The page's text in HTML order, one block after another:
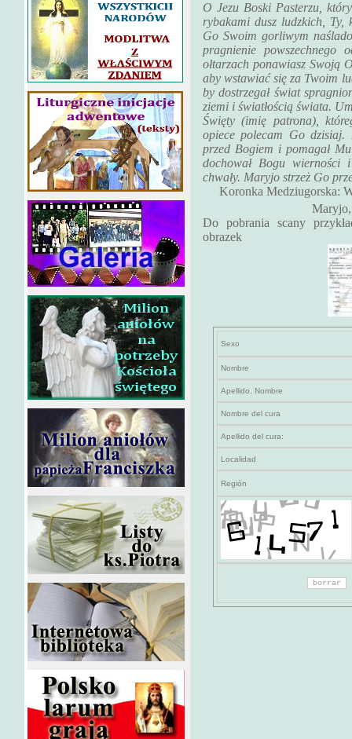
O Jezu Boski Pasterzu,
rybakami dusz ludzkich, Ty,
Go Swoim gorliwym
pragnienie powszechnego
ołtarzach ponawiasz Swoją
aby wstawiać się za Twoim
by dostrzegał świat
ziemi i światłością świata.
Święty (imię patrona),
opiece polecam Go dzisiaj.
przed Bogiem i pomagał
dochował Bogu wierności
chwały. Maryjo strzeż Go
Koronka Medziugorska:
Do pobrania scany
obrazek
Sexo
Nombre
Apellido, Nombre
Nombre del cura
Apellido del cura:
Localidad
Región